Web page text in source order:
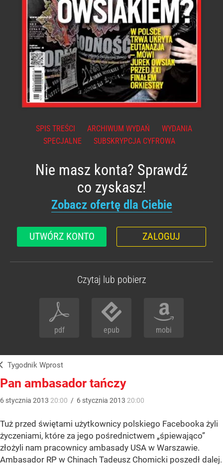
SPIS TREŚCI ARCHIWUM WYDAŃ
WYDANIA
SPECJALNE
SUBSKRYPCJA CYFROWA
Nie masz konta? Sprawdź
co zyskasz!
Zobacz ofertę dla Ciebie
UTWÓRZ KONTO ZALOGUJ
Czytaj lub pobierz
pdf epub mobi
Tygodnik Wprost
Pan ambasador tańczy
6 stycznia 2013 20:00 / 6 stycznia 2013 20:00
Tuż przed świętami użytkownicy polskiego Facebooka żyli
życzeniami, które za jego pośrednictwem „śpiewająco”
złożyli nam pracownicy ambasady USA w Warszawie.
Ambasador RP w Chinach Tadeusz Chomicki poszedł dalej.